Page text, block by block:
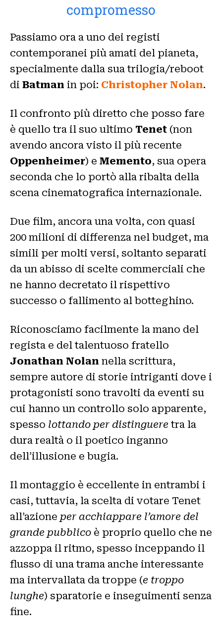
compromesso
Passiamo ora a uno dei registi
contemporanei più amati del pianeta,
specialmente dalla sua trilogia/reboot
di Batman in poi: Christopher Nolan.
Il confronto più diretto che posso fare
è quello tra il suo ultimo Tenet (non
avendo ancora visto il più recente
Oppenheimer) e Memento, sua opera
seconda che lo portò alla ribalta della
scena cinematografica internazionale.
Due film, ancora una volta, con quasi
200 milioni di differenza nel budget, ma
simili per molti versi, soltanto separati
da un abisso di scelte commerciali che
ne hanno decretato il rispettivo
successo o fallimento al botteghino.
Riconosciamo facilmente la mano del
regista e del talentuoso fratello
Jonathan Nolan nella scrittura,
sempre autore di storie intriganti dove i
protagonisti sono travolti da eventi su
cui hanno un controllo solo apparente,
spesso lottando per distinguere tra la
dura realtà o il poetico inganno
dell’illusione e bugia.
Il montaggio è eccellente in entrambi i
casi, tuttavia, la scelta di votare Tenet
all’azione per acchiappare l’amore del
grande pubblico è proprio quello che ne
azzoppa il ritmo, spesso inceppando il
flusso di una trama anche interessante
ma intervallata da troppe (e troppo
lunghe) sparatorie e inseguimenti senza
fine.